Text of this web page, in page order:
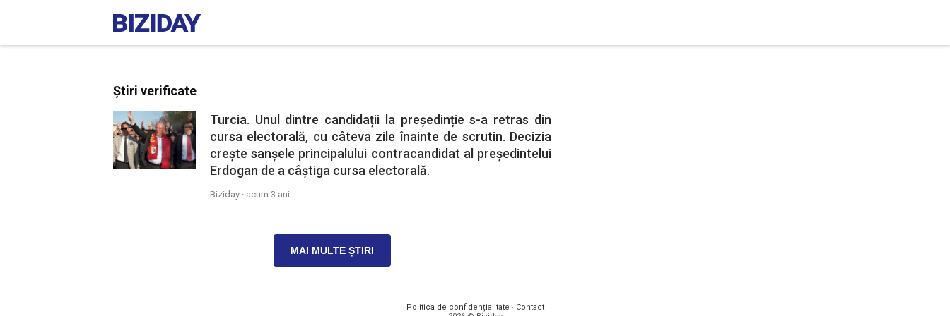
Știri verificate
Turcia. Unul dintre candidații la președinție s-a retras din
cursa electorală, cu câteva zile înainte de scrutin. Decizia
crește sanșele principalului contracandidat al președintelui
Erdogan de a câștiga cursa electorală.
Biziday · acum 3 ani
MAI MULTE ȘTIRI
Politica de confidențialitate · Contact